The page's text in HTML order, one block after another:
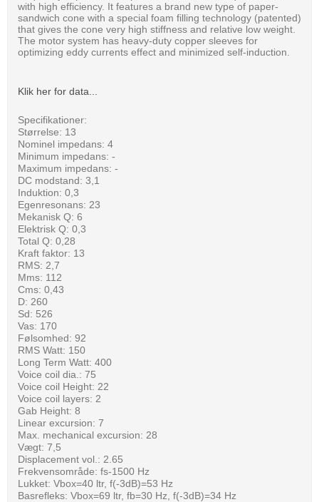
with high efficiency. It features a brand new type of paper-
sandwich cone with a special foam filling technology (patented)
that gives the cone very high stiffness and relative low weight.
The motor system has heavy-duty copper sleeves for
optimizing eddy currents effect and minimized self-induction.
Klik her for data...
Specifikationer:
Størrelse: 13
Nominel impedans: 4
Minimum impedans: -
Maximum impedans: -
DC modstand: 3,1
Induktion: 0,3
Egenresonans: 23
Mekanisk Q: 6
Elektrisk Q: 0,3
Total Q: 0,28
Kraft faktor: 13
RMS: 2,7
Mms: 112
Cms: 0,43
D: 260
Sd: 526
Vas: 170
Følsomhed: 92
RMS Watt: 150
Long Term Watt: 400
Voice coil dia.: 75
Voice coil Height: 22
Voice coil layers: 2
Gab Height: 8
Linear excursion: 7
Max. mechanical excursion: 28
Vægt: 7,5
Displacement vol.: 2.65
Frekvensområde: fs-1500 Hz
Lukket: Vbox=40 ltr, f(-3dB)=53 Hz
Basrefleks: Vbox=69 ltr, fb=30 Hz, f(-3dB)=34 Hz